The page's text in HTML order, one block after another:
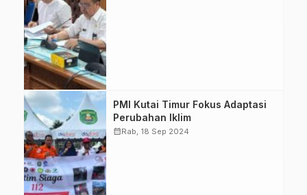
untuk capai UHC,
tingkatkan
jaminan
kesehatan bagi
masyarakat. (Foto:
Istimewa)
PMI merayakan
HUT ke-79
dengan kegiatan
adaptasi
perubahan iklim,
penghijauan, dan
pelatihan di
PMI Kutai Timur Fokus Adaptasi
Perubahan Iklim
calendar_monthRab, 18 Sep 2024